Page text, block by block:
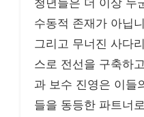
수동적 존재가 아닙
그리고 무너진 사다
스로 전선을 구축하
과 보수 진영은 이들
들을 동등한 파트너